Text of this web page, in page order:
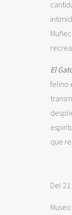
El
felino
que
Del